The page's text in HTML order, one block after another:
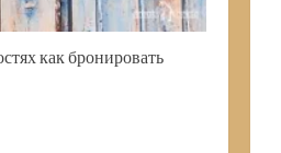
как бронировать